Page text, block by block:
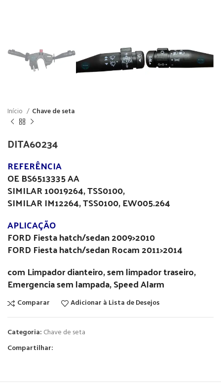
Início Chave de seta
DITA60234
REFERÊNCIA
OE BS6513335 AA
SIMILAR 10019264, TSS0100,
SIMILAR IM12264, TSS0100, EW005.264
APLICAÇÃO
FORD Fiesta hatch/sedan 2009>2010
FORD Fiesta hatch/sedan Rocam 2011>2014
com Limpador dianteiro, sem limpador traseiro,
Emergencia sem lampada, Speed Alarm
Comparar Adicionar à Lista de Desejos
Categoria: Chave de seta
Compartilhar: